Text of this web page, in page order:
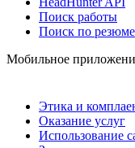
Поиск работы
Поиск по резюме
Мобильное
Этика и
Оказание услуг
Использование